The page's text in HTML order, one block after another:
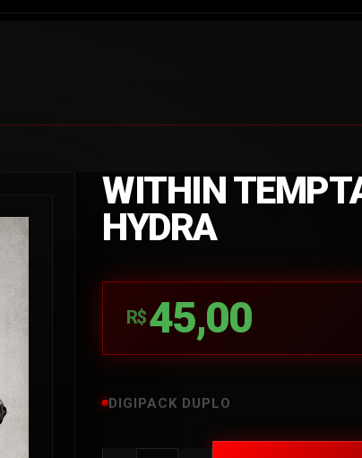
WITHIN
HYDRA
R$ 45,00
DIGIPACK DUPLO